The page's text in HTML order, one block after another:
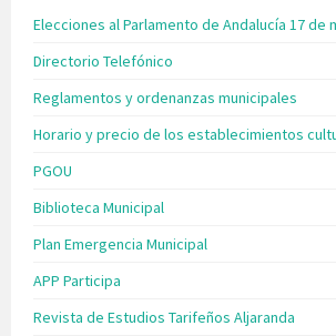
Elecciones al Parlamento de Andalucía 17 de
Directorio Telefónico
Reglamentos y ordenanzas municipales
Horario y precio de los establecimientos
PGOU
Biblioteca Municipal
Plan Emergencia Municipal
APP Participa
Revista de Estudios Tarifeños Aljaranda